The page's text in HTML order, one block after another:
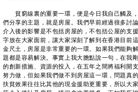
貧窮線裏的重要一環，便是今日我自己觸及，
們分享的主題，就是房屋。我們早前經過很多討
介入後的影響是不包括房屋的，不包括公屋的支
字放在大家面前，讓大家深刻了解到在香港目前
金尺土，房屋是非常重要的一環。如果我們能夠
題都是容易解決。事實上我大膽點說一句，在我
的創新措施、資源的投入，在五年之間將福利開
努力做，但如果我們做不到房屋這一環，問題真
扶貧效果往往比其他的現金援助更重要，所以大